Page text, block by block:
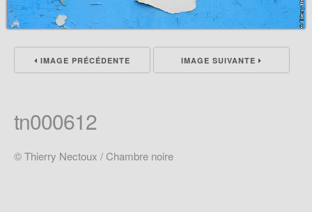
IMAGE PRÉCÉDENTE IMAGE SUIVANTE
tn000612
© Thierry Nectoux / Chambre noire